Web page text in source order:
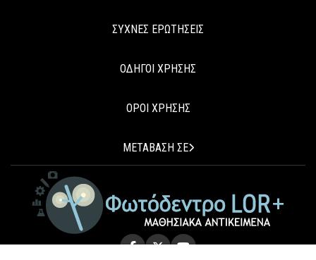
ΣΥΧΝΕΣ ΕΡΩΤΗΣΕΙΣ
ΟΔΗΓΟΙ ΧΡΗΣΗΣ
ΟΡΟΙ ΧΡΗΣΗΣ
ΜΕΤΑΒΑΣΗ ΣΕ